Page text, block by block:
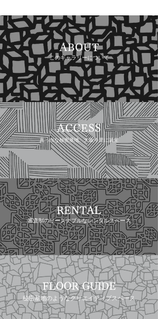
ABOUT
このギャラリーについて
ACCESS
真っ白な秘密基地、大阪今里に誕生
RENTAL
審査制のリーズナブルなレンタルスペース
FLOOR GUIDE
秘密基地のようなクリエイティブスペース